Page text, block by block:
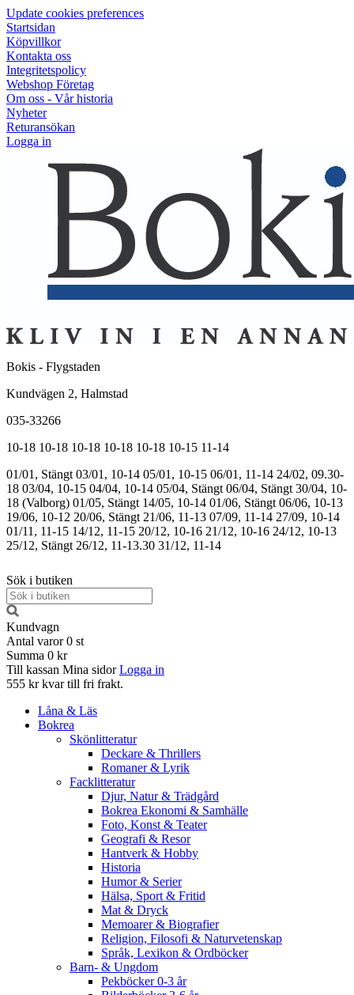
Update cookies preferences
Startsidan
Köpvillkor
Kontakta oss
Integritetspolicy
Webshop Företag
Om oss - Vår historia
Nyheter
Returansökan
Logga in
Bokis - Flygstaden
Kundvägen 2, Halmstad
035-33266
10-18 10-18 10-18 10-18 10-18 10-15 11-14
01/01, Stängt 03/01, 10-14 05/01, 10-15 06/01, 11-14 24/02, 09.30-
18 03/04, 10-15 04/04, 10-14 05/04, Stängt 06/04, Stängt 30/04, 10-
18 (Valborg) 01/05, Stängt 14/05, 10-14 01/06, Stängt 06/06, 10-13
19/06, 10-12 20/06, Stängt 21/06, 11-13 07/09, 11-14 27/09, 10-14
01/11, 11-15 14/12, 11-15 20/12, 10-16 21/12, 10-16 24/12, 10-13
25/12, Stängt 26/12, 11-13.30 31/12, 11-14
Sök i butiken
Kundvagn
Antal varor 0 st
Summa 0 kr
Till kassan Mina sidor Logga in
555 kr kvar till fri frakt.
Låna & Läs
Bokrea
Skönlitteratur
Deckare & Thrillers
Romaner & Lyrik
Facklitteratur
Djur, Natur & Trädgård
Bokrea Ekonomi & Samhälle
Foto, Konst & Teater
Geografi & Resor
Hantverk & Hobby
Historia
Humor & Serier
Hälsa, Sport & Fritid
Mat & Dryck
Memoarer & Biografier
Religion, Filosofi & Naturvetenskap
Språk, Lexikon & Ordböcker
Barn- & Ungdom
Pekböcker 0-3 år